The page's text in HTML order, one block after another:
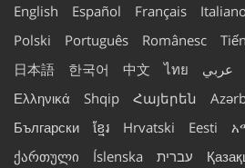
English
Español Français
Polski
Português Românesc
日本語
한국어 中文 ไทย عربي
Ελληνικά
Shqip Հայերեն
Български
ខ្មែរ Hrvatski Eesti
ქართული
Íslenska עברית